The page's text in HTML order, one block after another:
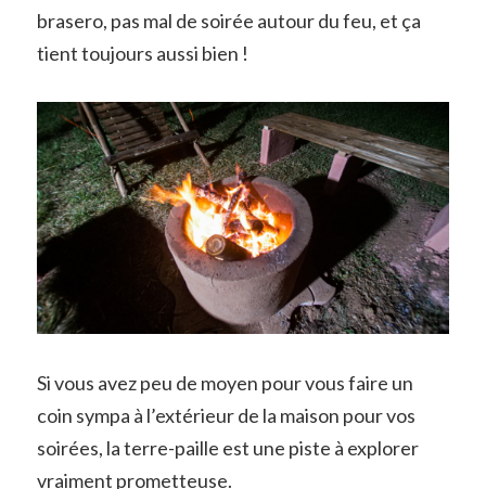
brasero, pas mal de soirée autour du feu, et ça
tient toujours aussi bien !
Si vous avez peu de moyen pour vous faire un
coin sympa à l’extérieur de la maison pour vos
soirées, la terre-paille est une piste à explorer
vraiment prometteuse.